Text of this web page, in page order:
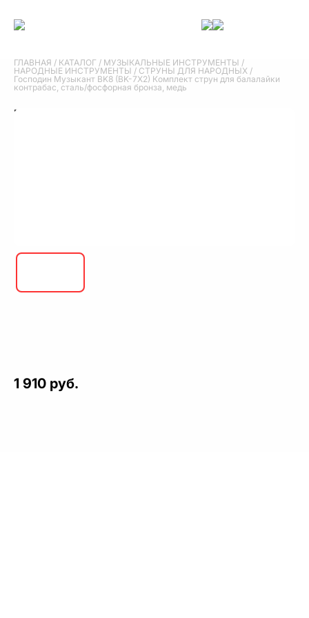
ГЛАВНАЯ / КАТАЛОГ / МУЗЫКАЛЬНЫЕ ИНСТРУМЕНТЫ /
НАРОДНЫЕ ИНСТРУМЕНТЫ / СТРУНЫ ДЛЯ НАРОДНЫХ /
Господин Музыкант BK8 (BK-7X2) Комплект струн для балалайки
контрабас, сталь/фосфорная бронза, медь
Господин Музыкант BK8 (BK-7X2) Комплект
1 910 руб.